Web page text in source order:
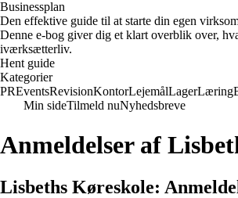
Businessplan
Den effektive guide til at starte din egen
Denne e-bog giver dig et klart overblik over,
iværksætterliv.
Hent guide
Kategorier
PREventsRevisionKontorLejemålLagerLæring
Min sideTilmeld nuNyhedsbreve
Anmeldelser af
Lisbeths Køreskole: